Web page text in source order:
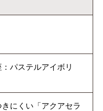
パステルアイボリ
にくい「アクアセラ